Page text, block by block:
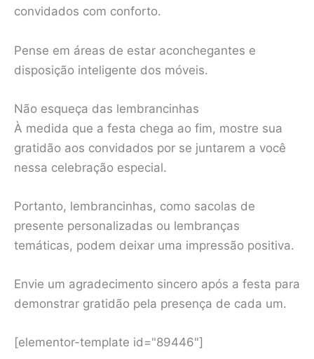
convidados com conforto.
Pense em áreas de estar aconchegantes e
disposição inteligente dos móveis.
Não esqueça das lembrancinhas
À medida que a festa chega ao fim, mostre sua
gratidão aos convidados por se juntarem a você
nessa celebração especial.
Portanto, lembrancinhas, como sacolas de
presente personalizadas ou lembranças
temáticas, podem deixar uma impressão positiva.
Envie um agradecimento sincero após a festa para
demonstrar gratidão pela presença de cada um.
[elementor-template id="89446"]